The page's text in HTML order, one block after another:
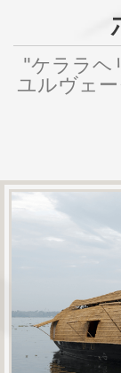
"ケララヘ
ユルヴェ